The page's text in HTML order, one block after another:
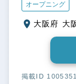
オープニング
掲載ID 1005351